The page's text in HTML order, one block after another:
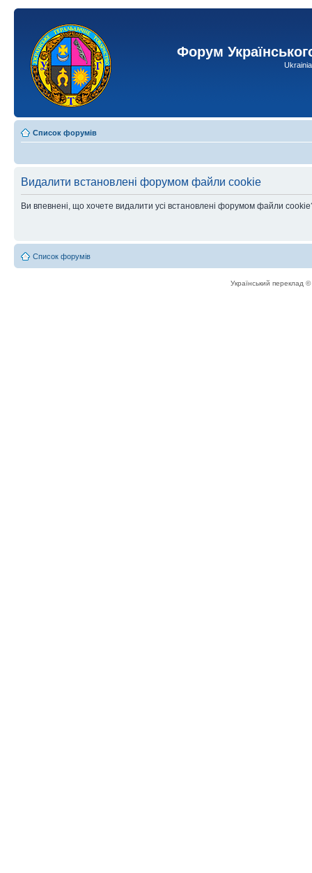
Форум
Список форумів
Видалити встановлені форумом файли cookie
Ви впевнені, що хочете видалити усі встановлені форумом файли
Список форумів
Український переклад